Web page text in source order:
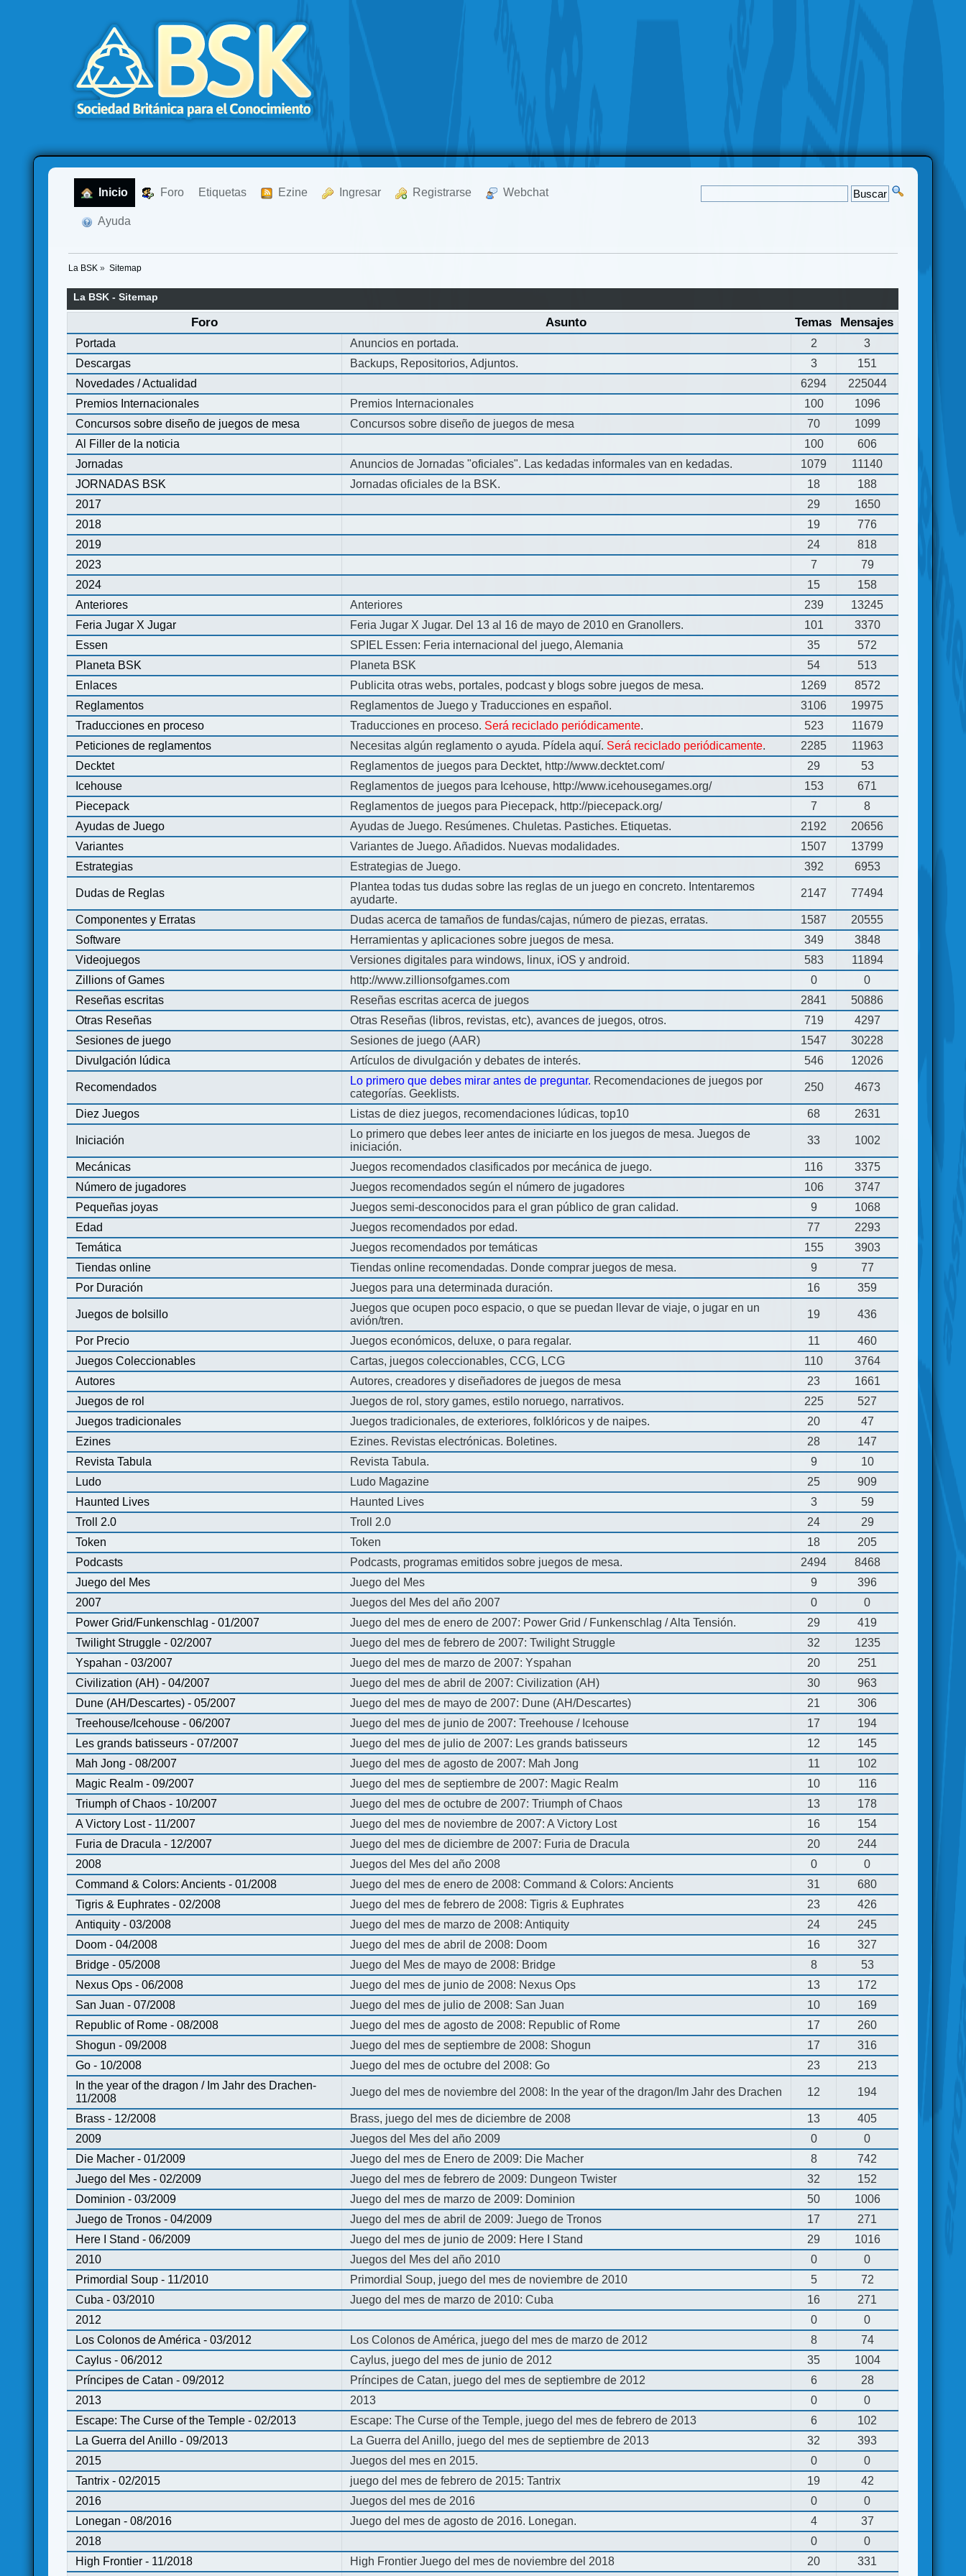
Inicio Foro Etiquetas Ezine Ingresar Registrarse Webchat
Ayuda
La BSK » Sitemap
La BSK - Sitemap
Foro Asunto Temas Mensajes
Portada Anuncios en portada. 2
3
Descargas
Backups, Repositorios, Adjuntos. 3
151
Novedades / Actualidad
6294
225044
Premios Internacionales
Premios Internacionales 100
1096
Concursos sobre diseño de juegos de mesa
Concursos sobre diseño de juegos de mesa 70
1099
Al Filler de la noticia
100
606
Jornadas
Anuncios de Jornadas "oficiales". Las kedadas informales van en kedadas. 1079
11140
JORNADAS BSK
Jornadas oficiales de la BSK. 18
188
2017
29
1650
2018
19
776
2019
24
818
2023
7
79
2024
15
158
Anteriores
Anteriores 239
13245
Feria Jugar X Jugar
Feria Jugar X Jugar. Del 13 al 16 de mayo de 2010 en Granollers. 101
3370
Essen
SPIEL Essen: Feria internacional del juego, Alemania 35
572
Planeta BSK
Planeta BSK 54
513
Enlaces
Publicita otras webs, portales, podcast y blogs sobre juegos de mesa. 1269
8572
Reglamentos
Reglamentos de Juego y Traducciones en español. 3106
19975
Traducciones en proceso
Traducciones en proceso. Será reciclado periódicamente. 523
11679
Peticiones de reglamentos
Necesitas algún reglamento o ayuda. Pídela aquí. Será reciclado periódicamente. 2285
11963
Decktet
Reglamentos de juegos para Decktet, http://www.decktet.com/ 29
53
Icehouse
Reglamentos de juegos para Icehouse, http://www.icehousegames.org/ 153
671
Piecepack
Reglamentos de juegos para Piecepack, http://piecepack.org/ 7
8
Ayudas de Juego
Ayudas de Juego. Resúmenes. Chuletas. Pastiches. Etiquetas. 2192
20656
Variantes
Variantes de Juego. Añadidos. Nuevas modalidades. 1507
13799
Estrategias
Estrategias de Juego. 392 6953
Dudas de Reglas
Plantea todas tus dudas sobre las reglas de un juego en concreto. Intentaremos
ayudarte.
2147 77494
Componentes y Erratas Dudas acerca de tamaños de fundas/cajas, número de piezas, erratas. 1587
20555
Software
Herramientas y aplicaciones sobre juegos de mesa. 349
3848
Videojuegos
Versiones digitales para windows, linux, iOS y android. 583
11894
Zillions of Games
http://www.zillionsofgames.com 0
0
Reseñas escritas
Reseñas escritas acerca de juegos 2841
50886
Otras Reseñas
Otras Reseñas (libros, revistas, etc), avances de juegos, otros. 719
4297
Sesiones de juego
Sesiones de juego (AAR) 1547
30228
Divulgación lúdica
Artículos de divulgación y debates de interés. 546 12026
Recomendados
Lo primero que debes mirar antes de preguntar. Recomendaciones de juegos por
categorías. Geeklists.
250 4673
Diez Juegos Listas de diez juegos, recomendaciones lúdicas, top10 68 2631
Iniciación
Lo primero que debes leer antes de iniciarte en los juegos de mesa. Juegos de
iniciación.
33 1002
Mecánicas Juegos recomendados clasificados por mecánica de juego. 116
3375
Número de jugadores
Juegos recomendados según el número de jugadores 106
3747
Pequeñas joyas
Juegos semi-desconocidos para el gran público de gran calidad. 9
1068
Edad
Juegos recomendados por edad. 77
2293
Temática
Juegos recomendados por temáticas 155
3903
Tiendas online
Tiendas online recomendadas. Donde comprar juegos de mesa. 9
77
Por Duración
Juegos para una determinada duración. 16 359
Juegos de bolsillo
Juegos que ocupen poco espacio, o que se puedan llevar de viaje, o jugar en un
avión/tren.
19 436
Por Precio Juegos económicos, deluxe, o para regalar. 11
460
Juegos Coleccionables
Cartas, juegos coleccionables, CCG, LCG 110
3764
Autores
Autores, creadores y diseñadores de juegos de mesa 23
1661
Juegos de rol
Juegos de rol, story games, estilo noruego, narrativos. 225
527
Juegos tradicionales
Juegos tradicionales, de exteriores, folklóricos y de naipes. 20
47
Ezines
Ezines. Revistas electrónicas. Boletines. 28
147
Revista Tabula
Revista Tabula. 9
10
Ludo
Ludo Magazine 25
909
Haunted Lives
Haunted Lives 3
59
Troll 2.0
Troll 2.0 24
29
Token
Token 18
205
Podcasts
Podcasts, programas emitidos sobre juegos de mesa. 2494
8468
Juego del Mes
Juego del Mes 9
396
2007
Juegos del Mes del año 2007 0
0
Power Grid/Funkenschlag - 01/2007
Juego del mes de enero de 2007: Power Grid / Funkenschlag / Alta Tensión. 29
419
Twilight Struggle - 02/2007
Juego del mes de febrero de 2007: Twilight Struggle 32
1235
Yspahan - 03/2007
Juego del mes de marzo de 2007: Yspahan 20
251
Civilization (AH) - 04/2007
Juego del mes de abril de 2007: Civilization (AH) 30
963
Dune (AH/Descartes) - 05/2007
Juego del mes de mayo de 2007: Dune (AH/Descartes) 21
306
Treehouse/Icehouse - 06/2007
Juego del mes de junio de 2007: Treehouse / Icehouse 17
194
Les grands batisseurs - 07/2007
Juego del mes de julio de 2007: Les grands batisseurs 12
145
Mah Jong - 08/2007
Juego del mes de agosto de 2007: Mah Jong 11
102
Magic Realm - 09/2007
Juego del mes de septiembre de 2007: Magic Realm 10
116
Triumph of Chaos - 10/2007
Juego del mes de octubre de 2007: Triumph of Chaos 13
178
A Victory Lost - 11/2007
Juego del mes de noviembre de 2007: A Victory Lost 16
154
Furia de Dracula - 12/2007
Juego del mes de diciembre de 2007: Furia de Dracula 20
244
2008
Juegos del Mes del año 2008 0
0
Command & Colors: Ancients - 01/2008
Juego del mes de enero de 2008: Command & Colors: Ancients 31
680
Tigris & Euphrates - 02/2008
Juego del mes de febrero de 2008: Tigris & Euphrates 23
426
Antiquity - 03/2008
Juego del mes de marzo de 2008: Antiquity 24
245
Doom - 04/2008
Juego del mes de abril de 2008: Doom 16
327
Bridge - 05/2008
Juego del Mes de mayo de 2008: Bridge 8
53
Nexus Ops - 06/2008
Juego del mes de junio de 2008: Nexus Ops 13
172
San Juan - 07/2008
Juego del mes de julio de 2008: San Juan 10
169
Republic of Rome - 08/2008
Juego del mes de agosto de 2008: Republic of Rome 17
260
Shogun - 09/2008
Juego del mes de septiembre de 2008: Shogun 17
316
Go - 10/2008
Juego del mes de octubre del 2008: Go 23
213
In the year of the dragon / Im Jahr des Drachen-
11/2008
Juego del mes de noviembre del 2008: In the year of the dragon/Im Jahr des Drachen 12 194
Brass - 12/2008 Brass, juego del mes de diciembre de 2008 13
405
2009
Juegos del Mes del año 2009 0
0
Die Macher - 01/2009
Juego del mes de Enero de 2009: Die Macher 8
742
Juego del Mes - 02/2009
Juego del mes de febrero de 2009: Dungeon Twister 32
152
Dominion - 03/2009
Juego del mes de marzo de 2009: Dominion 50
1006
Juego de Tronos - 04/2009
Juego del mes de abril de 2009: Juego de Tronos 17
271
Here I Stand - 06/2009
Juego del mes de junio de 2009: Here I Stand 29
1016
2010
Juegos del Mes del año 2010 0
0
Primordial Soup - 11/2010
Primordial Soup, juego del mes de noviembre de 2010 5
72
Cuba - 03/2010
Juego del mes de marzo de 2010: Cuba 16
271
2012
0
0
Los Colonos de América - 03/2012
Los Colonos de América, juego del mes de marzo de 2012 8
74
Caylus - 06/2012
Caylus, juego del mes de junio de 2012 35
1004
Príncipes de Catan - 09/2012
Príncipes de Catan, juego del mes de septiembre de 2012 6
28
2013
2013 0
0
Escape: The Curse of the Temple - 02/2013
Escape: The Curse of the Temple, juego del mes de febrero de 2013 6
102
La Guerra del Anillo - 09/2013
La Guerra del Anillo, juego del mes de septiembre de 2013 32
393
2015
Juegos del mes en 2015. 0
0
Tantrix - 02/2015
juego del mes de febrero de 2015: Tantrix 19
42
2016
Juegos del mes de 2016 0
0
Lonegan - 08/2016
Juego del mes de agosto de 2016. Lonegan. 4
37
2018
0
0
High Frontier - 11/2018
High Frontier Juego del mes de noviembre del 2018 20
331